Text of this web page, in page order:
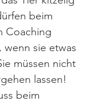
beim
Coaching
wenn sie etwas
müssen nicht
lassen!
beim